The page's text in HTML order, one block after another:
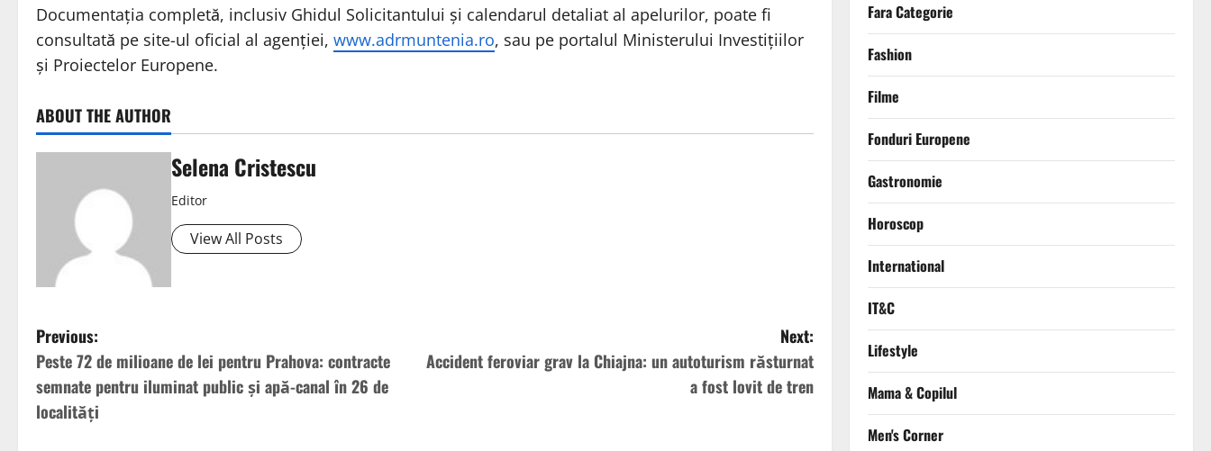
Documentația completă, inclusiv Ghidul Solicitantului și calendarul detaliat al apelurilor, poate fi
consultată pe site-ul oficial al agenției, www.adrmuntenia.ro, sau pe portalul Ministerului Investițiilor
și Proiectelor Europene.
ABOUT THE AUTHOR
Selena Cristescu
Editor
View All Posts
Previous:
Peste 72 de milioane de lei pentru Prahova: contracte
semnate pentru iluminat public și apă-canal în 26 de
localități
Next:
Accident feroviar grav la Chiajna: un autoturism răsturnat
a fost lovit de tren
Fara Categorie
Fashion
Filme
Fonduri Europene
Gastronomie
Horoscop
International
IT&C
Lifestyle
Mama & Copilul
Men's Corner